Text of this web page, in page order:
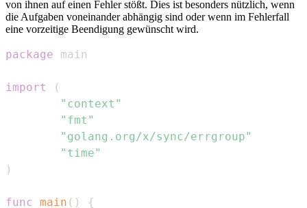
von ihnen auf einen Fehler stößt. Dies ist besonders nützlich, wenn
die Aufgaben voneinander abhängig sind oder wenn im Fehlerfall
eine vorzeitige Beendigung gewünscht wird.
package
import
(
"context"
"fmt"
"golang.org/x/sync/errgroup"
"time"
)
func main ( ) {